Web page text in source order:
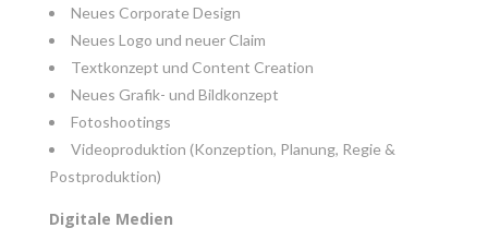
Neues Corporate Design
Neues Logo und neuer Claim
Textkonzept und Content Creation
Neues Grafik- und Bildkonzept
Fotoshootings
Videoproduktion (Konzeption, Planung, Regie &
Postproduktion)
Digitale Medien